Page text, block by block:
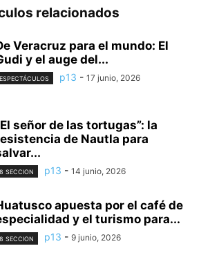
relacionados
Veracruz para el mundo: El
y el auge del...
ESPECTÁCULOS p13 - 17 junio, 2026
señor de las tortugas”: la
de Nautla para
8 SECCION p13 - 14 junio, 2026
apuesta por el café de
y el turismo para...
8 SECCION p13 - 9 junio, 2026